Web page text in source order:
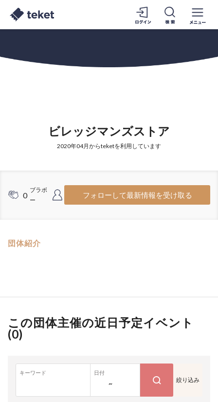
ビレッジマンズストア
2020年04月からteketを利用しています
0
ブラボ
ー
ー
フォローして最新情報を受け取る
団体紹介
この団体主催の近日予定イベント
(0)
キーワード 日付
~ 絞り込み